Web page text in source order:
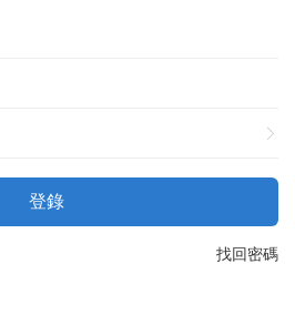
登錄
找回密碼